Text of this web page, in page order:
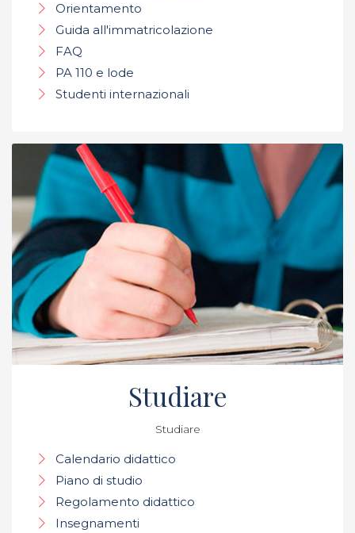
Orientamento
Guida all'immatricolazione
FAQ
PA 110 e lode
Studenti internazionali
Studiare
Studiare
Calendario didattico
Piano di studio
Regolamento didattico
Insegnamenti